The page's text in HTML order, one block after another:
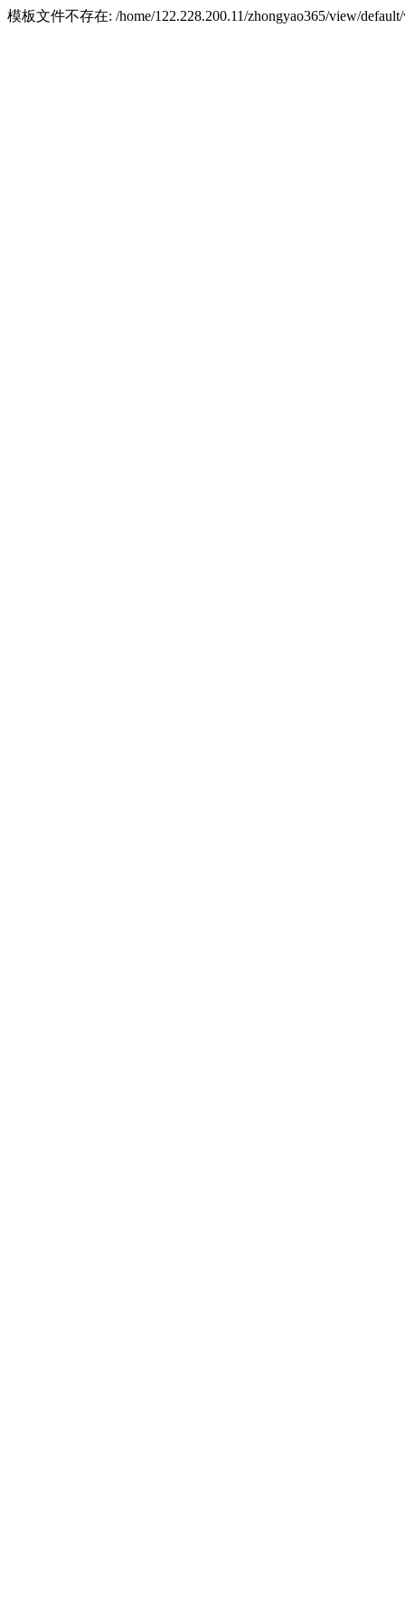
模板文件不存在: /home/122.228.200.11/zhongyao365/view/default/